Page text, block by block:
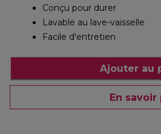
Conçu pour durer
Lavable au lave-vaisselle
Facile d'entretien
Ajouter au
En savoir